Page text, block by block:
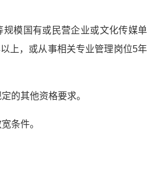
规模国有或民营企业或文化传媒单
上，或从事相关专业管理岗位5年
的其他资格要求。
条件。